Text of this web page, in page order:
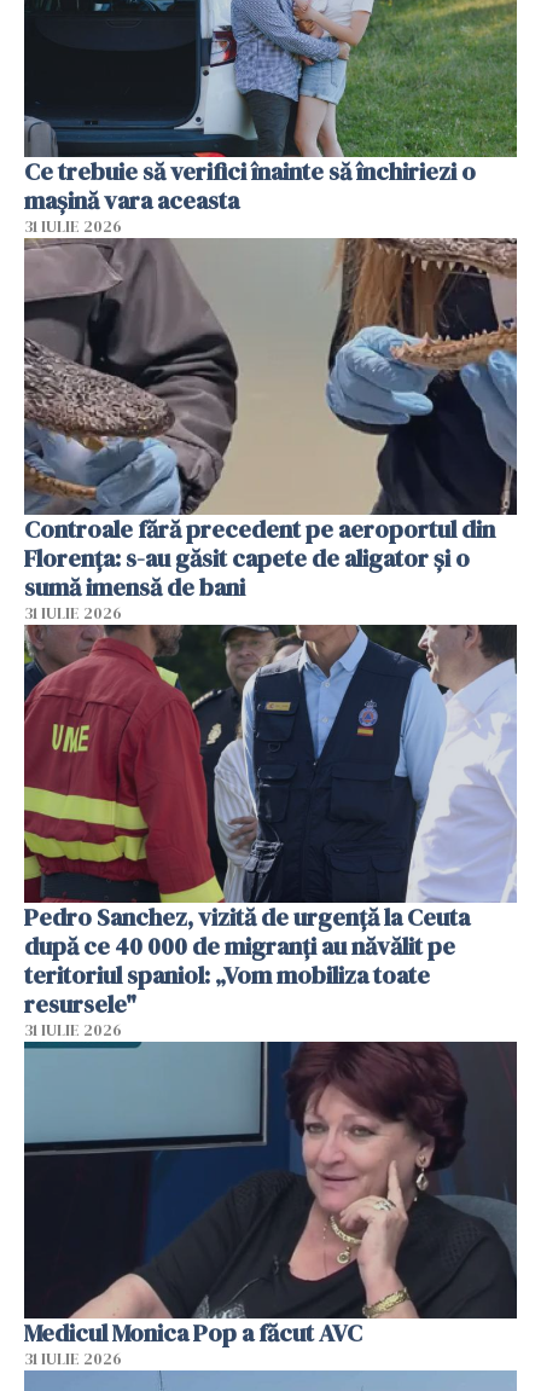
Ce trebuie să verifici înainte să închiriezi o
mașină vara aceasta
31 IULIE 2026
Controale fără precedent pe aeroportul din
Florența: s-au găsit capete de aligator și o
sumă imensă de bani
31 IULIE 2026
Pedro Sanchez, vizită de urgență la Ceuta
după ce 40 000 de migranți au năvălit pe
teritoriul spaniol: „Vom mobiliza toate
resursele"
31 IULIE 2026
Medicul Monica Pop a făcut AVC
31 IULIE 2026